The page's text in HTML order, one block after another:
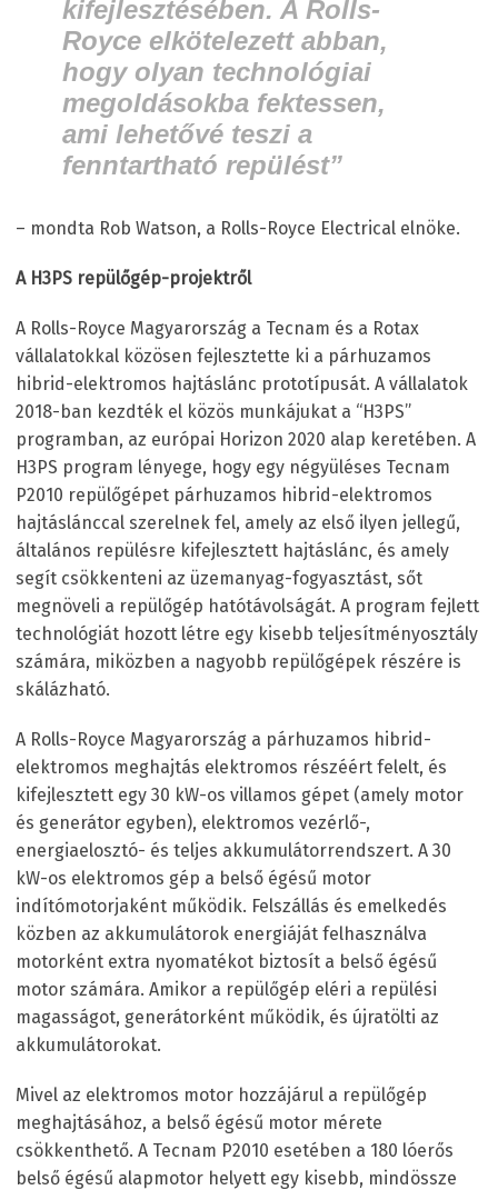
kifejlesztésében. A Rolls-
Royce elkötelezett abban,
hogy olyan technológiai
megoldásokba fektessen,
ami lehetővé teszi a
fenntartható repülést”
– mondta Rob Watson, a Rolls-Royce Electrical elnöke.
A H3PS repülőgép-projektről
A Rolls-Royce Magyarország a Tecnam és a Rotax
vállalatokkal közösen fejlesztette ki a párhuzamos
hibrid-elektromos hajtáslánc prototípusát. A vállalatok
2018-ban kezdték el közös munkájukat a “H3PS”
programban, az európai Horizon 2020 alap keretében. A
H3PS program lényege, hogy egy négyüléses Tecnam
P2010 repülőgépet párhuzamos hibrid-elektromos
hajtáslánccal szerelnek fel, amely az első ilyen jellegű,
általános repülésre kifejlesztett hajtáslánc, és amely
segít csökkenteni az üzemanyag-fogyasztást, sőt
megnöveli a repülőgép hatótávolságát. A program fejlett
technológiát hozott létre egy kisebb teljesítményosztály
számára, miközben a nagyobb repülőgépek részére is
skálázható.
A Rolls-Royce Magyarország a párhuzamos hibrid-
elektromos meghajtás elektromos részéért felelt, és
kifejlesztett egy 30 kW-os villamos gépet (amely motor
és generátor egyben), elektromos vezérlő-,
energiaelosztó- és teljes akkumulátorrendszert. A 30
kW-os elektromos gép a belső égésű motor
indítómotorjaként működik. Felszállás és emelkedés
közben az akkumulátorok energiáját felhasználva
motorként extra nyomatékot biztosít a belső égésű
motor számára. Amikor a repülőgép eléri a repülési
magasságot, generátorként működik, és újratölti az
akkumulátorokat.
Mivel az elektromos motor hozzájárul a repülőgép
meghajtásához, a belső égésű motor mérete
csökkenthető. A Tecnam P2010 esetében a 180 lóerős
belső égésű alapmotor helyett egy kisebb, mindössze